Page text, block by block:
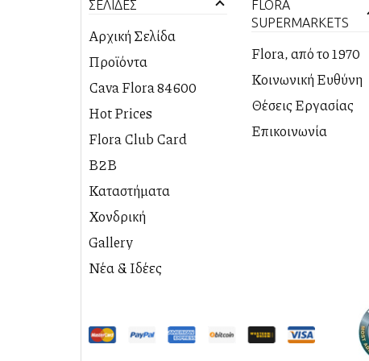
ΣΕΛΙΔΕΣ
Αρχική Σελίδα
Προϊόντα
PREMIUM
ΠΡΟΤΑΣΕΙΣ
Cava Flora 84600
ΚΑΒΑ
DELICATESSEN
Hot Prices
Flora Club Card
B2B
Καταστήματα
ΚΑΤΑΣΤΗΜΑ
ΑΕΡΟΔΡΟΜΙΟΥ
ΚΑΤΑΣΤΗΜΑ
ΒΟΘΩΝΑ
Χονδρική
Gallery
Νέα & Ιδέες
FLORA
SUPERMARKETS
Flora, από το 1970
Κοινωνική Ευθύνη
Θέσεις Εργασίας
Επικοινωνία